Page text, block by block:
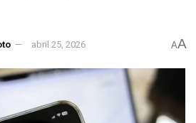
abril 25, 2026 AA